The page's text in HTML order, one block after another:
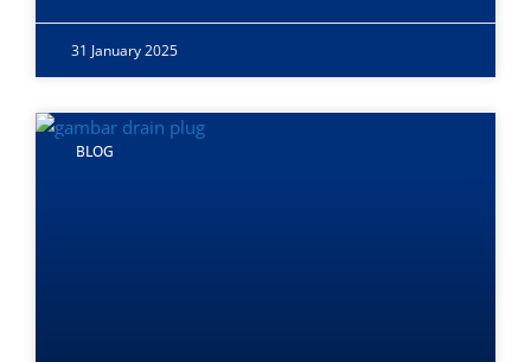
31 January 2025
BLOG